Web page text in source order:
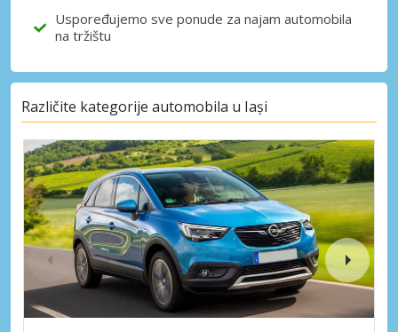
Uspoređujemo sve ponude za najam automobila
na tržištu
Različite kategorije automobila u Iași